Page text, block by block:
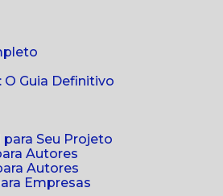
O Guia Definitivo
para Seu Projeto
Autores
Autores
Empresas